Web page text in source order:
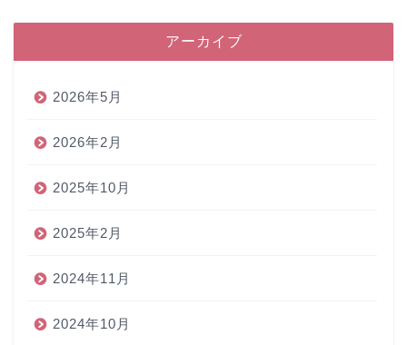
アーカイブ
2026年5月
2026年2月
2025年10月
2025年2月
2024年11月
2024年10月